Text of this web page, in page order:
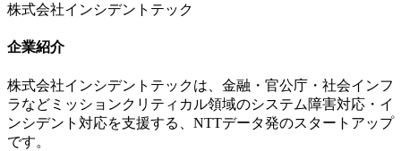
株式会社インシデントテック
企業紹介
株式会社インシデントテックは、金融・官公庁・社会インフ
ラなどミッションクリティカル領域のシステム障害対応・イ
ンシデント対応を支援する、NTTデータ発のスタートアップ
です。